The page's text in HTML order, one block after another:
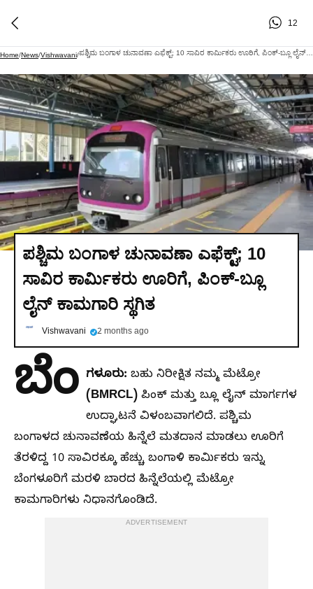
12
Home/News/Vishwavani/
ಪಶ್ಚಿಮ ಬಂಗಾಳ ಚುನಾವಣಾ ಎಫೆಕ್ಟ್‌; 10
ಸಾವಿರ ಕಾರ್ಮಿಕರು ಊರಿಗೆ, ಪಿಂಕ್-ಬ್ಲೂ
ಲೈನ್ ಕಾಮಗಾರಿ ಸ್ಥಗಿತ
Vishwavani 2 months ago
ಬೆಂ ಗಳೂರು: ಬಹು ನಿರೀಕ್ಷಿತ ನಮ್ಮ ಮೆಟ್ರೋ
(BMRCL) ಪಿಂಕ್ ಮತ್ತು ಬ್ಲೂ ಲೈನ್ ಮಾರ್ಗಗಳ
ಉದ್ಘಾಟನೆ ವಿಳಂಬವಾಗಲಿದೆ. ಪಶ್ಚಿಮ
ಬಂಗಾಳದ ಚುನಾವಣೆಯ ಹಿನ್ನೆಲೆ ಮತದಾನ ಮಾಡಲು ಊರಿಗೆ
ತೆರಳಿದ್ದ 10 ಸಾವಿರಕ್ಕೂ ಹೆಚ್ಚು ಬಂಗಾಳಿ ಕಾರ್ಮಿಕರು ಇನ್ನು
ಬೆಂಗಳೂರಿಗೆ ಮರಳಿ ಬಾರದ ಹಿನ್ನೆಲೆಯಲ್ಲಿ ಮೆಟ್ರೋ
ಕಾಮಗಾರಿಗಳು ನಿಧಾನಗೊಂಡಿದೆ.
ADVERTISEMENT